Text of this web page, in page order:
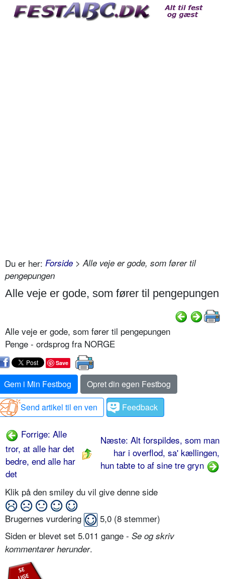
Du er her: Forside > Alle veje er gode, som fører til
pengepungen
Alle veje er gode, som fører til pengepungen
Alle veje er gode, som fører til pengepungen
Penge - ordsprog fra NORGE
Save
Gem i Min Festbog
Opret din egen Festbog
Send artikel til en ven
Feedback
Forrige: Alle
tror, at alle har det
bedre, end alle har
det
Næste: Alt forspildes, som man
har i overflod, sa' kællingen,
hun tabte to af sine tre gryn
Klik på den smiley du vil give denne side
Brugernes vurdering 5,0 (8 stemmer)
Siden er blevet set 5.011 gange - Se og skriv
kommentarer herunder.